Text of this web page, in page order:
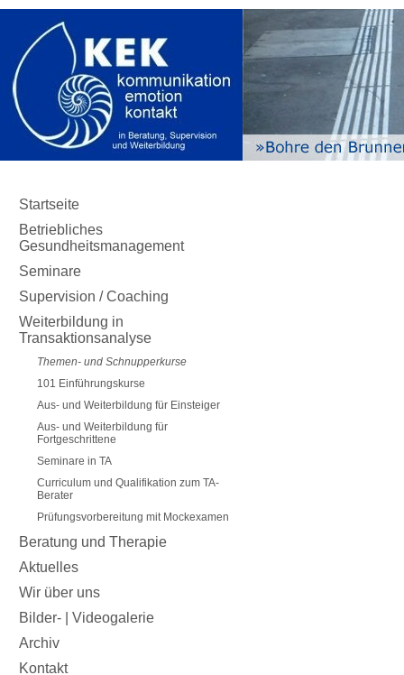
Navigation
Startseite
Betriebliches
Gesundheitsmanagement
Seminare
Supervision / Coaching
Weiterbildung in
Transaktionsanalyse
Themen- und Schnupperkurse
101 Einführungskurse
Aus- und Weiterbildung für Einsteiger
Aus- und Weiterbildung für
Fortgeschrittene
Seminare in TA
Curriculum und Qualifikation zum TA-
Berater
Prüfungsvorbereitung mit Mockexamen
Beratung und Therapie
Aktuelles
Wir über uns
Bilder- | Videogalerie
Archiv
Kontakt